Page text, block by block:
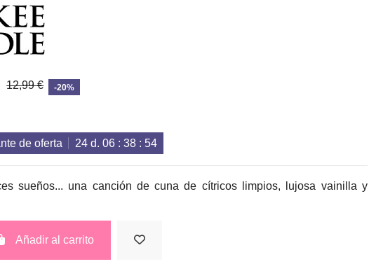
12,99 € -20%
de oferta 24d. 06: 38: 54
sueños... una canción de cuna de cítricos limpios, lujosa vainilla y
Añadir al carrito